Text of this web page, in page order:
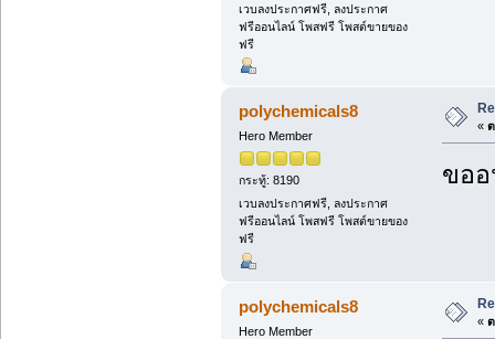
เวบลงประกาศฟรี, ลงประกาศ
ฟรีออนไลน์ โพสฟรี โพสต์ขายของ
ฟรี
polychemicals8
Hero Member
กระทู้: 8190
เวบลงประกาศฟรี, ลงประกาศ
ฟรีออนไลน์ โพสฟรี โพสต์ขายของ
ฟรี
«
ขอ
polychemicals8
Hero Member
«